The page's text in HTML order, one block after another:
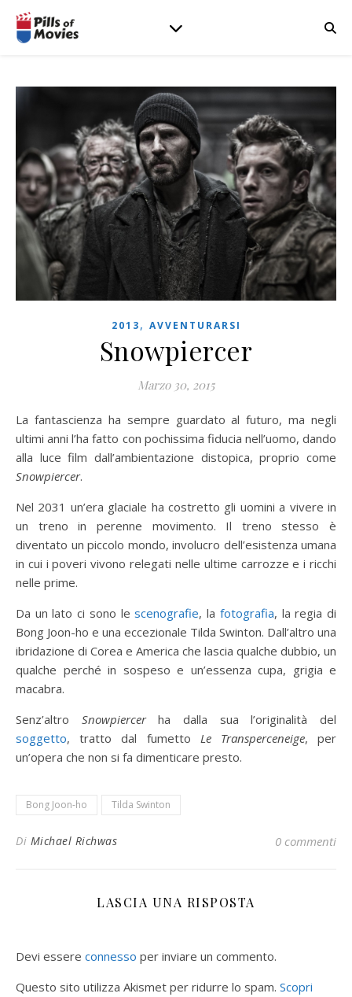
2013, AVVENTURARSI
Snowpiercer
Marzo 30, 2015
La fantascienza ha sempre guardato al futuro, ma negli
ultimi anni l’ha fatto con pochissima fiducia nell’uomo, dando
alla luce film dall’ambientazione distopica, proprio come
Snowpiercer.
Nel 2031 un’era glaciale ha costretto gli uomini a vivere in
un treno in perenne movimento. Il treno stesso è
diventato un piccolo mondo, involucro dell’esistenza umana
in cui i poveri vivono relegati nelle ultime carrozze e i ricchi
nelle prime.
Da un lato ci sono lescenografie, la fotografia, la regia di
Bong Joon-ho e una eccezionale Tilda Swinton. Dall’altro una
ibridazione di Corea e America che lascia qualche dubbio, un
qualche perché in sospeso e un’essenza cupa, grigia e
macabra.
Senz’altro Snowpiercerha dalla sua l’originalità del
soggetto, tratto dal fumetto Le Transperceneige, per
un’opera che non si fa dimenticare presto.
Bong Joon-ho Tilda Swinton
Di Michael Richwas 0 commenti
LASCIA UNA RISPOSTA
Devi essere connesso per inviare un commento.
Questo sito utilizza Akismet per ridurre lo spam. Scopri